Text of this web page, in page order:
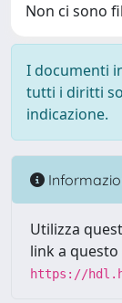
Non ci sono
I documenti
tutti i diritti
indicazione.
Utilizza
link a
https://